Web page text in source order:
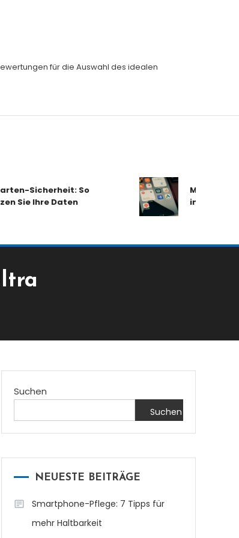
für die Auswahl des idealen
Sicherheit: So
Sie Ihre Daten
Mobilfunk-
im Check
Suchen
Suchen
NEUESTE BEITRÄGE
Smartphone-Pflege: 7 Tipps für
mehr Haltbarkeit